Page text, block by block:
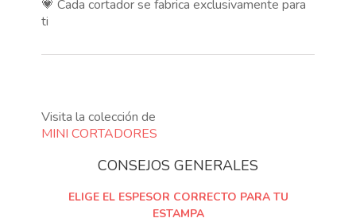
💗 Cada cortador se fabrica exclusivamente para
ti
Visita la colección de
MINI CORTADORES
CONSEJOS GENERALES
ELIGE EL ESPESOR CORRECTO PARA TU
ESTAMPA